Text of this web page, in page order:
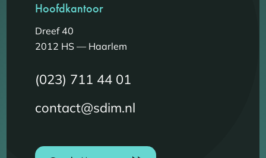
Hoofdkantoor
Dreef 40
2012 HS — Haarlem
(023) 711 44 01
contact@sdim.nl